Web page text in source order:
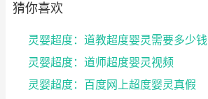
猜你喜欢
灵婴超度：道教超度婴灵需要多少钱
灵婴超度：道师超度婴灵视频
灵婴超度：百度网上超度婴灵真假